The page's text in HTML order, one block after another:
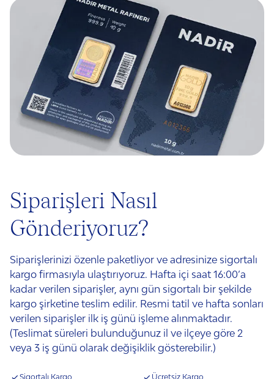
Siparişleri Nasıl
Gönderiyoruz?
Siparişlerinizi özenle paketliyor ve adresinize sigortalı
kargo firmasıyla ulaştırıyoruz. Hafta içi saat 16:00’a
kadar verilen siparişler, aynı gün sigortalı bir şekilde
kargo şirketine teslim edilir. Resmi tatil ve hafta sonları
verilen siparişler ilk iş günü işleme alınmaktadır.
(Teslimat süreleri bulunduğunuz il ve ilçeye göre 2
veya 3 iş günü olarak değişiklik gösterebilir.)
Sigortalı Kargo Ücretsiz Kargo